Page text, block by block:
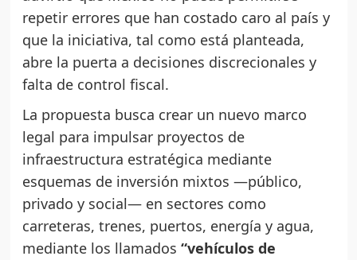
repetir errores que han costado caro al país y
que la iniciativa, tal como está planteada,
abre la puerta a decisiones discrecionales y
falta de control fiscal.
La propuesta busca crear un nuevo marco
legal para impulsar proyectos de
infraestructura estratégica mediante
esquemas de inversión mixtos —público,
privado y social— en sectores como
carreteras, trenes, puertos, energía y agua,
mediante los llamados “vehículos de